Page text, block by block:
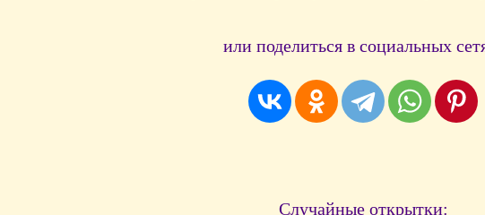
или поделиться в социальных
Случайные открытки: